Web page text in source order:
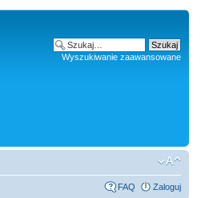
Wyszukiwanie zaawansowane
FAQ Zaloguj